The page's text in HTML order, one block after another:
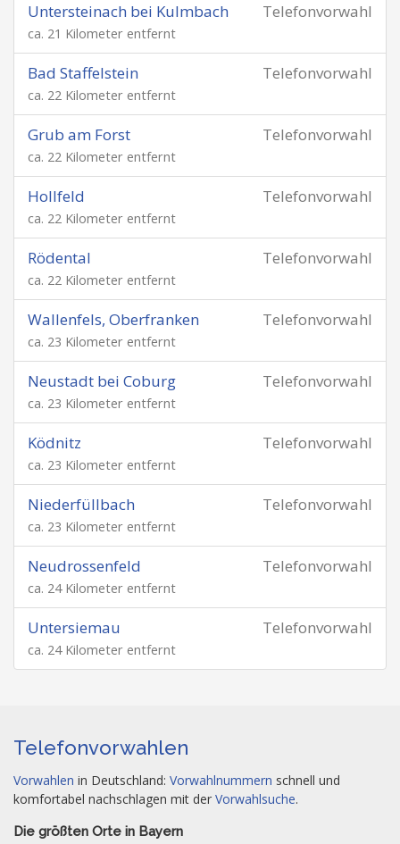
Telefonvorwahl
Untersteinach bei Kulmbach
ca. 21 Kilometer entfernt
Telefonvorwahl
Bad Staffelstein
ca. 22 Kilometer entfernt
Telefonvorwahl
Grub am Forst
ca. 22 Kilometer entfernt
Telefonvorwahl
Hollfeld
ca. 22 Kilometer entfernt
Telefonvorwahl
Rödental
ca. 22 Kilometer entfernt
Telefonvorwahl
Wallenfels, Oberfranken
ca. 23 Kilometer entfernt
Telefonvorwahl
Neustadt bei Coburg
ca. 23 Kilometer entfernt
Telefonvorwahl
Ködnitz
ca. 23 Kilometer entfernt
Telefonvorwahl
Niederfüllbach
ca. 23 Kilometer entfernt
Telefonvorwahl
Neudrossenfeld
ca. 24 Kilometer entfernt
Telefonvorwahl
Untersiemau
ca. 24 Kilometer entfernt
Telefonvorwahlen
Vorwahlen in Deutschland: Vorwahlnummern schnell und
komfortabel nachschlagen mit der Vorwahlsuche.
Die größten Orte in Bayern